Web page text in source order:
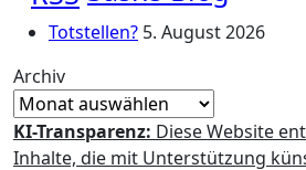
Totstellen? 5. August 2026
Archiv
KI-Transparenz: Diese Website
Inhalte, die mit Unterstützung